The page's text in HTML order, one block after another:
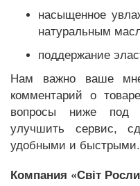
насыщенное
натуральным
поддержание
Нам важно ваше
комментарий о
вопросы ниже под
улучшить сервис,
удобными и быстрыми.
Компания «Світ